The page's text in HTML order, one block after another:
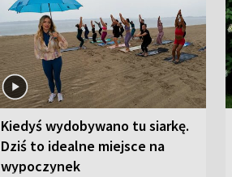
Kiedyś wydobywano tu siarkę.
Dziś to idealne miejsce na
wypoczynek